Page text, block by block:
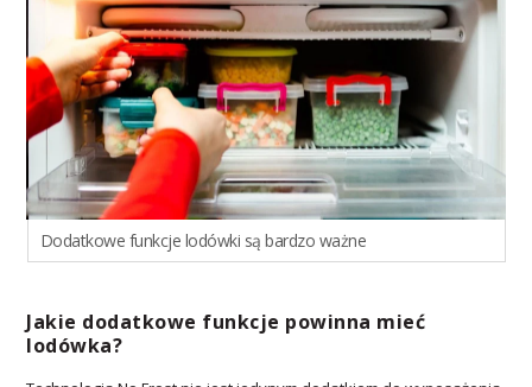
Dodatkowe funkcje lodówki są bardzo ważne
Jakie dodatkowe funkcje powinna mieć
lodówka?